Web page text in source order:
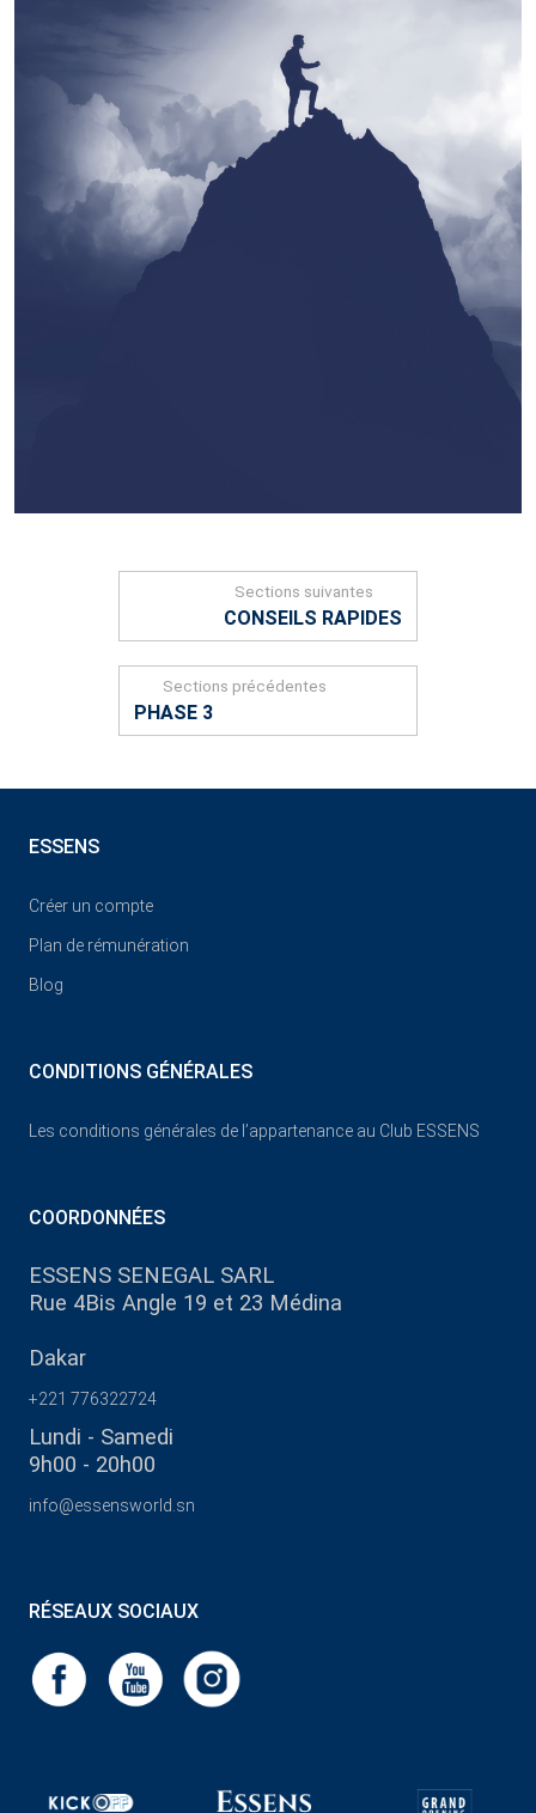
Sections précédentes
PHASE 3
Sections suivantes
CONSEILS RAPIDES
ESSENS
Créer un compte
Plan de rémunération
Blog
CONDITIONS GÉNÉRALES
Les conditions générales de l’appartenance au Club ESSENS
COORDONNÉES
ESSENS SENEGAL SARL
Rue 4Bis Angle 19 et 23 Médina
Dakar
+221 776322724
Lundi - Samedi
9h00 - 20h00
info@essensworld.sn
RÉSEAUX SOCIAUX